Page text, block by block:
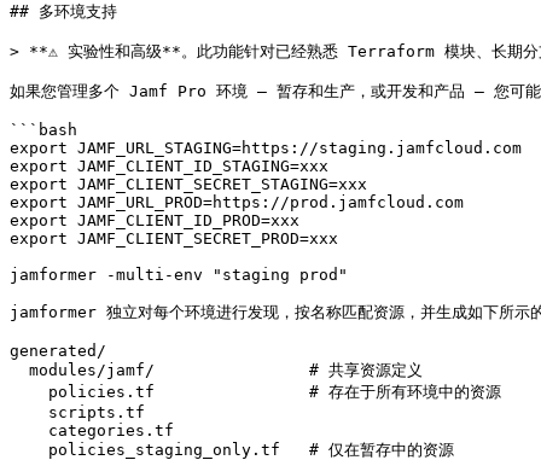
## 多环境支持
> **⚠️ 实验性和高级**。此功能针对已经熟悉 Terraform 模块、长期分支
如果您管理多个 Jamf Pro 环境 — 暂存和生产，或开发和产品 — 您可
```bash
export JAMF_URL_STAGING=https://staging.jamfcloud.com
export JAMF_CLIENT_ID_STAGING=xxx
export JAMF_CLIENT_SECRET_STAGING=xxx
export JAMF_URL_PROD=https://prod.jamfcloud.com
export JAMF_CLIENT_ID_PROD=xxx
export JAMF_CLIENT_SECRET_PROD=xxx
jamformer -multi-env "staging prod"
jamformer 独立对每个环境进行发现，按名称匹配资源，并生成如下所示
generated/
  modules/jamf/                # 共享资源定义
    policies.tf                # 存在于所有环境中的资源
    scripts.tf
    categories.tf
    policies_staging_only.tf   # 仅在暂存中的资源